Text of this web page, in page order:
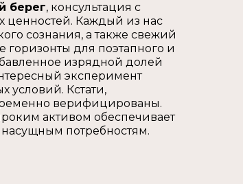
берег, консультация с
ценностей. Каждый из нас
сознания, а также свежий
для поэтапного и
изрядной долей
эксперимент
условий. Кстати,
верифицированы.
активом обеспечивает
насущным потребностям.